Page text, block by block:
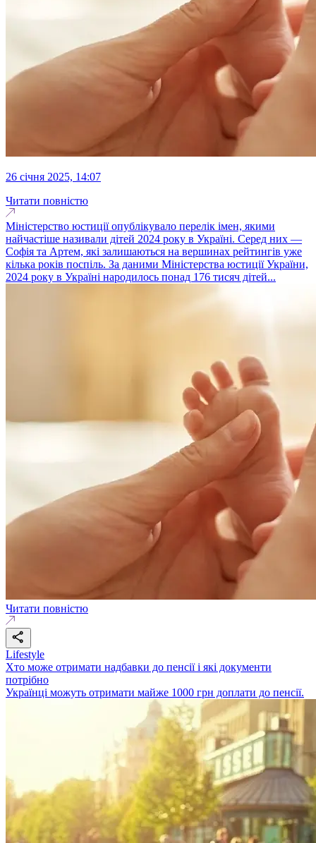
26 січня 2025, 14:07
Читати повністю
Міністерство юстиції опублікувало перелік імен, якими
найчастіше називали дітей 2024 року в Україні. Серед них —
Софія та Артем, які залишаються на вершинах рейтингів уже
кілька років поспіль. За даними Міністерства юстиції України,
2024 року в Україні народилось понад 176 тисяч дітей...
Читати повністю
Lifestyle
Хто може отримати надбавки до пенсії і які документи
потрібно
Українці можуть отримати майже 1000 грн доплати до пенсії.